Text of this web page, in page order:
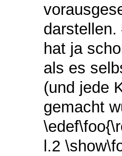
hat ja
als es
(und jede
gemacht
l.2